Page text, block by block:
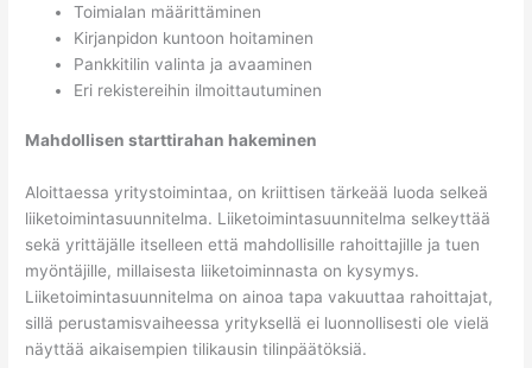
Toimialan määrittäminen
Kirjanpidon kuntoon hoitaminen
Pankkitilin valinta ja avaaminen
Eri rekistereihin ilmoittautuminen
Mahdollisen starttirahan hakeminen
Aloittaessa yritystoimintaa, on kriittisen tärkeää luoda selkeä
liiketoimintasuunnitelma. Liiketoimintasuunnitelma selkeyttää
sekä yrittäjälle itselleen että mahdollisille rahoittajille ja tuen
myöntäjille, millaisesta liiketoiminnasta on kysymys.
Liiketoimintasuunnitelma on ainoa tapa vakuuttaa rahoittajat,
sillä perustamisvaiheessa yrityksellä ei luonnollisesti ole vielä
näyttää aikaisempien tilikausin tilinpäätöksiä.